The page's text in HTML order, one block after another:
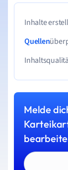
Inhalte
Quellen
Melde